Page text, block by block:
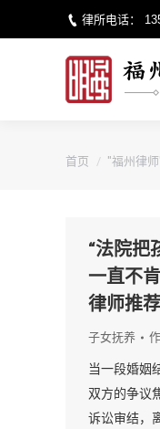
律所电话：
您的位置：
首页 "福州律
“法院把
一直不
律师推
子女抚养
当一段婚姻
双方的争议
诉讼审结，